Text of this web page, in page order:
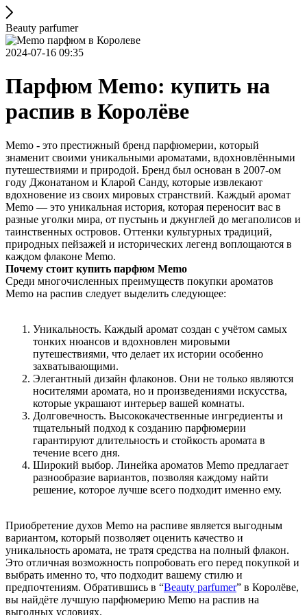
Beauty parfumer
2024-07-16 09:35
Парфюм Memo: купить на
распив в Королёве
Memo - это престижный бренд парфюмерии, который
знаменит своими уникальными ароматами, вдохновлёнными
путешествиями и природой. Бренд был основан в 2007-ом
году Джонатаном и Кларой Санду, которые извлекают
вдохновение из своих мировых странствий. Каждый аромат
Memo — это уникальная история, которая переносит вас в
разные уголки мира, от пустынь и джунглей до мегаполисов и
таинственных островов. Оттенки культурных традиций,
природных пейзажей и исторических легенд воплощаются в
каждом флаконе Memo.
Почему стоит купить парфюм Memo
Среди многочисленных преимуществ покупки ароматов
Memo на распив следует выделить следующее:
Уникальность. Каждый аромат создан с учётом самых
тонких нюансов и вдохновлен мировыми
путешествиями, что делает их истории особенно
захватывающими.
Элегантный дизайн флаконов. Они не только являются
носителями аромата, но и произведениями искусства,
которые украшают интерьер вашей комнаты.
Долговечность. Высококачественные ингредиенты и
тщательный подход к созданию парфюмерии
гарантируют длительность и стойкость аромата в
течение всего дня.
Широкий выбор. Линейка ароматов Memo предлагает
разнообразие вариантов, позволяя каждому найти
решение, которое лучше всего подходит именно ему.
Приобретение духов Memo на распиве является выгодным
вариантом, который позволяет оценить качество и
уникальность аромата, не тратя средства на полный флакон.
Это отличная возможность попробовать его перед покупкой и
выбрать именно то, что подходит вашему стилю и
предпочтениям. Обратившись в “Beauty parfumer” в Королёве,
вы найдёте лучшую парфюмерию Memo на распив на
выгодных условиях.